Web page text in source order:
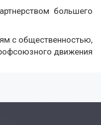
большего
с общественностью,
движения